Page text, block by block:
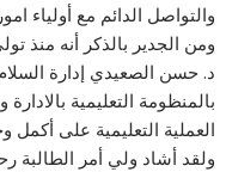
والتواصل الدائم مع أولياء
ومن الجدير بالذكر أنه منذ
د. حسن الصعيدي إدارة
بالمنظومة التعليمية
العملية التعليمية على أكمل
ولقد أشاد ولي أمر الطالبة